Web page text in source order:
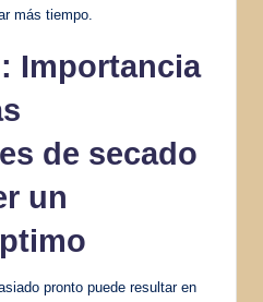
más tiempo.
Importancia
de secado
un
pronto puede resultar en